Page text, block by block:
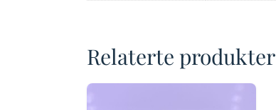
Relaterte produkter